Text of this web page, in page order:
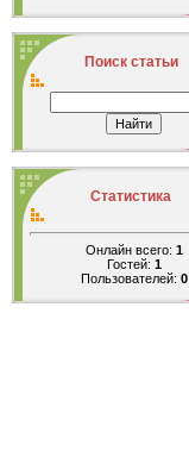
Поиск статьи
Статистика
Онлайн всего: 1
Гостей: 1
Пользователей: 0